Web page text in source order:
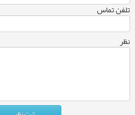
تلفن تماس
نظر